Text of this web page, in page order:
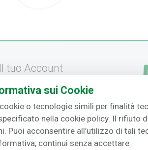
Il tuo Account
Registrati
Recupera la Password
Effettua un Reso
sui Cookie
o tecnologie simili per finalità
nella cookie policy. Il rifiuto
Puoi acconsentire all’utilizzo di tali
continui senza accettare.